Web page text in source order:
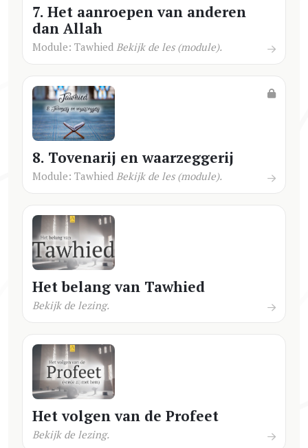
7. Het aanroepen van anderen
dan Allah
Module: Tawhied Bekijk de les (module).
8. Tovenarij en waarzeggerij
Module: Tawhied Bekijk de les (module).
Het belang van Tawhied
Bekijk de lezing.
Het volgen van de Profeet
Bekijk de lezing.